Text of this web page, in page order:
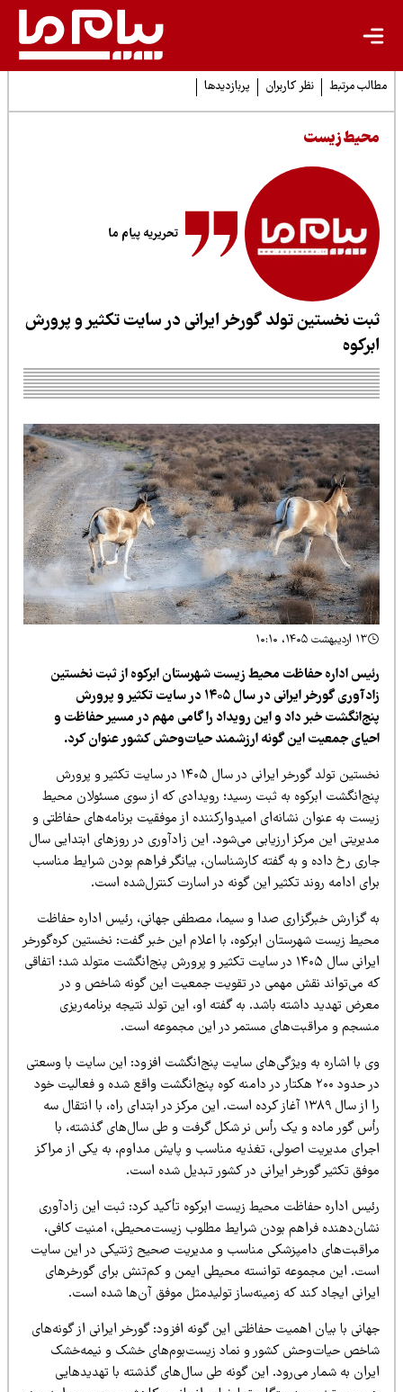
مرتبط نظر کاربران پربازدیدها
زیست
تحریریه پیام ما
نخستین تولد گورخر ایرانی در سایت تکثیر و پرورش
اداره حفاظت محیط زیست شهرستان ابرکوه از ثبت نخستین
زادآوری گورخر ایرانی در سال ۱۴۰۵ در سایت تکثیر و پرورش
خبر داد و این رویداد را گامی مهم در مسیر حفاظت و
جمعیت این گونه ارزشمند حیات‌وحش کشور عنوان کرد.
نخستین تولد گورخر ایرانی در سال ۱۴۰۵ در سایت تکثیر و پرورش
ابرکوه به ثبت رسید؛ رویدادی که از سوی مسئولان محیط
به عنوان نشانه‌ای امیدوارکننده از موفقیت برنامه‌های حفاظتی و
این مرکز ارزیابی می‌شود. این زادآوری در روزهای ابتدایی سال
رخ داده و به گفته کارشناسان، بیانگر فراهم بودن شرایط مناسب
ادامه روند تکثیر این گونه در اسارت کنترل‌شده است.
گزارش خبرگزاری صدا و سیما، مصطفی جهانی، رئیس اداره حفاظت
زیست شهرستان ابرکوه، با اعلام این خبر گفت: نخستین کره‌گورخر
ایرانی سال ۱۴۰۵ در سایت تکثیر و پرورش پنج‌انگشت متولد شد؛ اتفاقی
می‌تواند نقش مهمی در تقویت جمعیت این گونه شاخص و در
تهدید داشته باشد. به گفته او، این تولد نتیجه برنامه‌ریزی
و مراقبت‌های مستمر در این مجموعه است.
با اشاره به ویژگی‌های سایت پنج‌انگشت افزود: این سایت با وسعتی
در حدود ۲۰۰ هکتار در دامنه کوه پنج‌انگشت واقع شده و فعالیت خود
را از سال ۱۳۸۹ آغاز کرده است. این مرکز در ابتدای راه، با انتقال سه
گور ماده و یک رأس نر شکل گرفت و طی سال‌های گذشته، با
مدیریت اصولی، تغذیه مناسب و پایش مداوم، به یکی از مراکز
تکثیر گورخر ایرانی در کشور تبدیل شده است.
اداره حفاظت محیط زیست ابرکوه تأکید کرد: ثبت این زادآوری
فراهم بودن شرایط مطلوب زیست‌محیطی، امنیت کافی،
دامپزشکی مناسب و مدیریت صحیح ژنتیکی در این سایت
این مجموعه توانسته محیطی ایمن و کم‌تنش برای گورخرهای
ایجاد کند که زمینه‌ساز تولیدمثل موفق آن‌ها شده است.
با بیان اهمیت حفاظتی این گونه افزود: گورخر ایرانی از گونه‌های
حیات‌وحش کشور و نماد زیست‌بوم‌های خشک و نیمه‌خشک
به شمار می‌رود. این گونه طی سال‌های گذشته با تهدیدهایی